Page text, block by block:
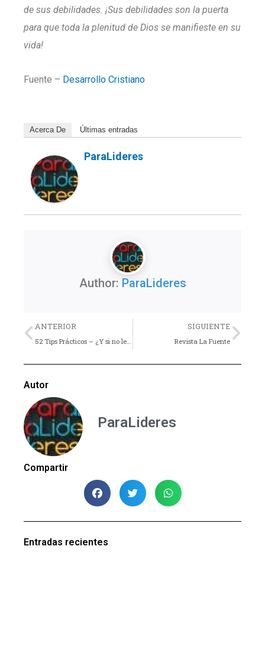
de sus debilidades. ¡Sus debilidades son la puerta
para que toda la plenitud de Dios se manifieste en su
vida!
Fuente – Desarrollo Cristiano
Acerca De Últimas entradas
ParaLideres
Author: ParaLideres
Previo
ANTERIOR
52 Tips Prácticos – ¿Y si no le gusta el grupo?
SIGUIENTE
Revista La Fuente
Autor
ParaLideres
Compartir
Entradas recientes